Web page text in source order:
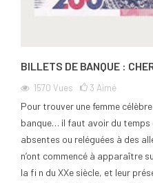
BILLETS DE BANQUE :
1570 Vues 3 Aimé
Pour trouver une femme
banque… il faut avoir du
absentes ou reléguées à des
n’ont commencé à apparaître
la fi n du XXe siècle, et leur